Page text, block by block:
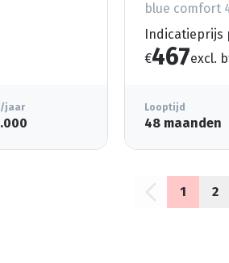
jaar
blue comfort
Indicatieprijs
€467excl.
Looptijd
48 maanden
1 2